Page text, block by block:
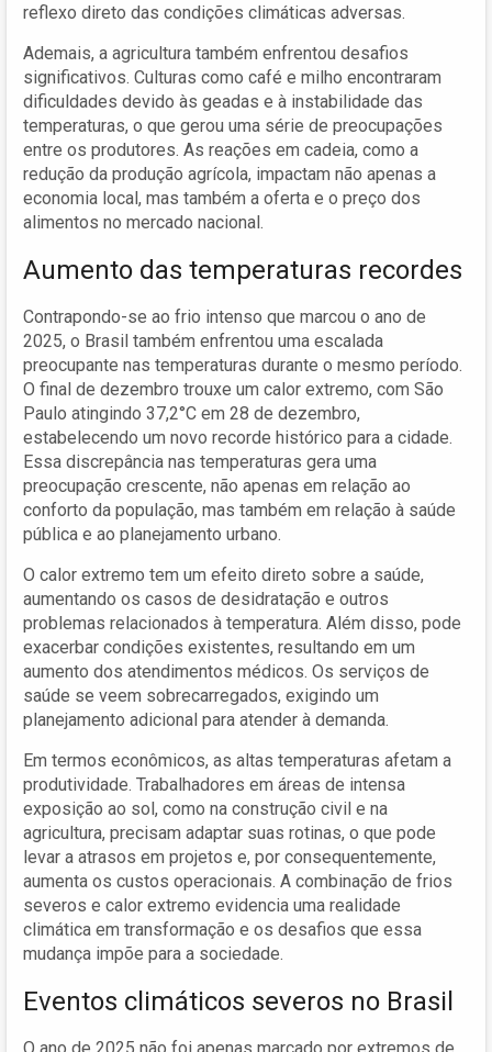
reflexo direto das condições climáticas adversas.
Ademais, a agricultura também enfrentou desafios
significativos. Culturas como café e milho encontraram
dificuldades devido às geadas e à instabilidade das
temperaturas, o que gerou uma série de preocupações
entre os produtores. As reações em cadeia, como a
redução da produção agrícola, impactam não apenas a
economia local, mas também a oferta e o preço dos
alimentos no mercado nacional.
Aumento das temperaturas recordes
Contrapondo-se ao frio intenso que marcou o ano de
2025, o Brasil também enfrentou uma escalada
preocupante nas temperaturas durante o mesmo período.
O final de dezembro trouxe um calor extremo, com São
Paulo atingindo 37,2°C em 28 de dezembro,
estabelecendo um novo recorde histórico para a cidade.
Essa discrepância nas temperaturas gera uma
preocupação crescente, não apenas em relação ao
conforto da população, mas também em relação à saúde
pública e ao planejamento urbano.
O calor extremo tem um efeito direto sobre a saúde,
aumentando os casos de desidratação e outros
problemas relacionados à temperatura. Além disso, pode
exacerbar condições existentes, resultando em um
aumento dos atendimentos médicos. Os serviços de
saúde se veem sobrecarregados, exigindo um
planejamento adicional para atender à demanda.
Em termos econômicos, as altas temperaturas afetam a
produtividade. Trabalhadores em áreas de intensa
exposição ao sol, como na construção civil e na
agricultura, precisam adaptar suas rotinas, o que pode
levar a atrasos em projetos e, por consequentemente,
aumenta os custos operacionais. A combinação de frios
severos e calor extremo evidencia uma realidade
climática em transformação e os desafios que essa
mudança impõe para a sociedade.
Eventos climáticos severos no Brasil
O ano de 2025 não foi apenas marcado por extremos de